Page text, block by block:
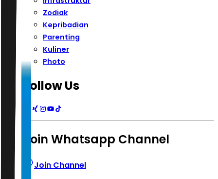
Zodiak
Kepribadian
Parenting
Kuliner
Photo
Follow Us
Join Whatsapp Channel
Join Channel